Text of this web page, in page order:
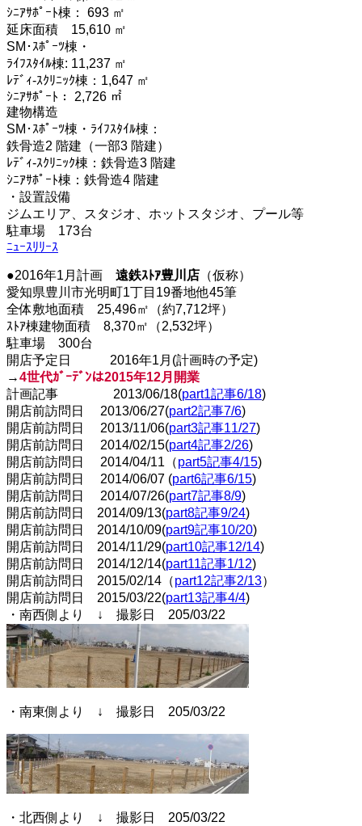
ｼﾆｱｻﾎﾟｰﾄ棟： 693 ㎡
延床面積 15,610 ㎡
SM･ｽﾎﾟｰﾂ棟・
ﾗｲﾌｽﾀｲﾙ棟: 11,237 ㎡
ﾚﾃﾞｨ‐ｽｸﾘﾆｯｸ棟：1,647 ㎡
ｼﾆｱｻﾎﾟｰﾄ： 2,726 ㎡
建物構造
SM･ｽﾎﾟｰﾂ棟・ﾗｲﾌｽﾀｲﾙ棟：
鉄骨造2 階建（一部3 階建）
ﾚﾃﾞｨ‐ｽｸﾘﾆｯｸ棟：鉄骨造3 階建
ｼﾆｱｻﾎﾟｰﾄ棟：鉄骨造4 階建
・設置設備
ジムエリア、スタジオ、ホットスタジオ、プール等
駐車場 173台
ﾆｭｰｽﾘﾘｰｽ
●2016年1月計画 遠鉄ｽﾄｱ豊川店 （仮称）
愛知県豊川市光明町1丁目19番地他45筆
全体敷地面積 25,496㎡（約7,712坪）
ｽﾄｱ棟建物面積 8,370㎡（2,532坪）
駐車場 300台
開店予定日 2016年1月(計画時の予定)
→4世代ｶﾞｰﾃﾞﾝは2015年12月開業
計画記事 2013/06/18(part1記事6/18)
開店前訪問日 2013/06/27(part2記事7/6)
開店前訪問日 2013/11/06(part3記事11/27)
開店前訪問日 2014/02/15(part4記事2/26)
開店前訪問日 2014/04/11（part5記事4/15)
開店前訪問日 2014/06/07 (part6記事6/15)
開店前訪問日 2014/07/26(part7記事8/9)
開店前訪問日 2014/09/13(part8記事9/24)
開店前訪問日 2014/10/09(part9記事10/20)
開店前訪問日 2014/11/29(part10記事12/14)
開店前訪問日 2014/12/14(part11記事1/12)
開店前訪問日 2015/02/14（part12記事2/13）
開店前訪問日 2015/03/22(part13記事4/4)
・南西側より ↓ 撮影日 205/03/22
・南東側より ↓ 撮影日 205/03/22
・北西側より ↓ 撮影日 205/03/22